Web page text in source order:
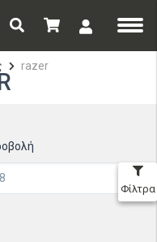
razer
Φίλτρα